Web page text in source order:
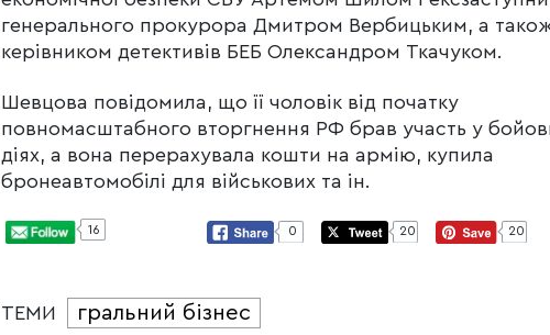
генерального прокурора Дмитром Вербицьким, а
керівником детективів БЕБ Олександром Ткачуком.
Шевцова повідомила, що її чоловік від початку
повномасштабного вторгнення РФ брав участь у
діях, а вона перерахувала кошти на армію, купила
бронеавтомобілі для військових та ін.
16 0 20 20
ТЕМИ гральний бізнес